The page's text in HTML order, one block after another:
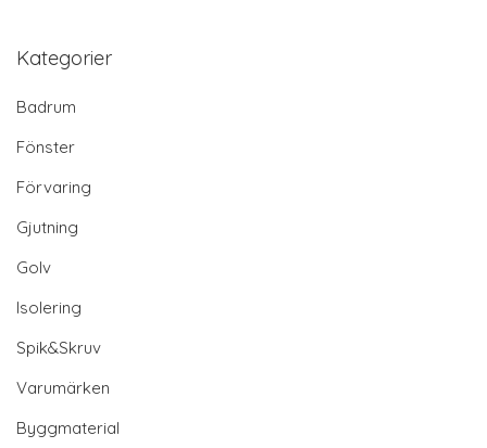
Kategorier
Badrum
Fönster
Förvaring
Gjutning
Golv
Isolering
Spik&Skruv
Varumärken
Byggmaterial